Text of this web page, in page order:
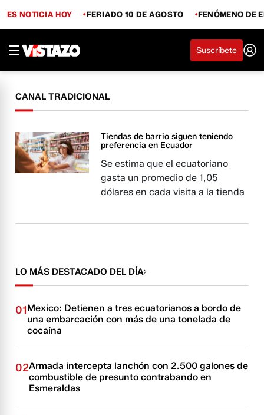
ES NOTICIA HOY FERIADO 10 DE AGOSTO FENÓMENO DE
Suscríbete
CANAL TRADICIONAL
Tiendas de barrio siguen teniendo
preferencia en Ecuador
Se estima que el ecuatoriano
gasta un promedio de 1,05
dólares en cada visita a la tienda
LO MÁS DESTACADO DEL DÍA
01Mexico: Detienen a tres ecuatorianos a bordo de
una embarcación con más de una tonelada de
cocaína
02Armada intercepta lanchón con 2.500 galones de
combustible de presunto contrabando en
Esmeraldas